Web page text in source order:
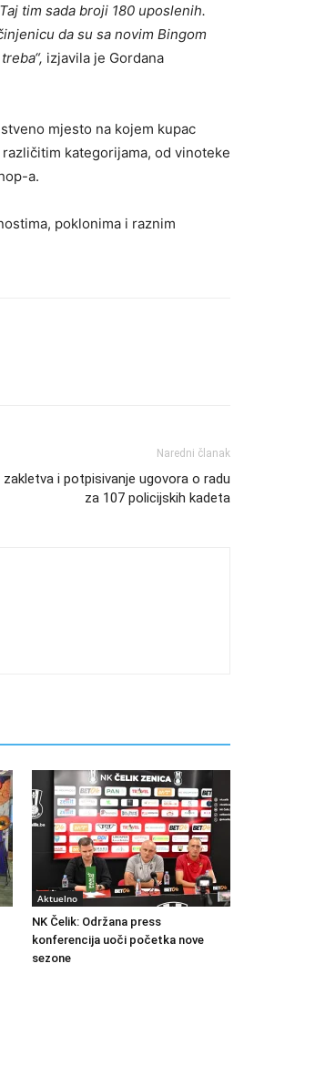
tim sada broji 180 uposlenih.
da su sa novim Bingom
izjavila je Gordana
mjesto na kojem kupac
kategorijama, od vinoteke
a.
poklonima i raznim
Naredni članak
zakletva i potpisivanje ugovora o radu
za 107 policijskih kadeta
Aktuelno
NK Čelik: Održana press
konferencija uoči početka nove
sezone